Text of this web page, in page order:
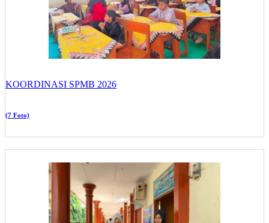
KOORDINASI SPMB 2026
(7 Foto)